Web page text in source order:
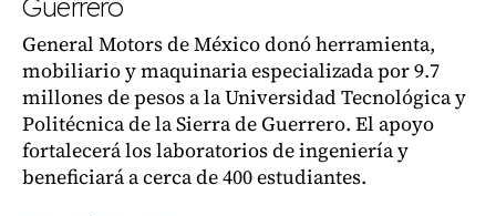
Guerrero
General Motors de México donó herramienta,
mobiliario y maquinaria especializada por 9.7
millones de pesos a la Universidad Tecnológica y
Politécnica de la Sierra de Guerrero. El apoyo
fortalecerá los laboratorios de ingeniería y
beneficiará a cerca de 400 estudiantes.